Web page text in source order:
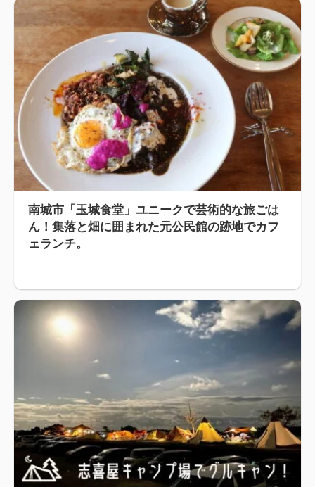
南城市「玉城食堂」ユニークで芸術的な旅ごは
ん！集落と畑に囲まれた元公民館の跡地でカフ
ェランチ。